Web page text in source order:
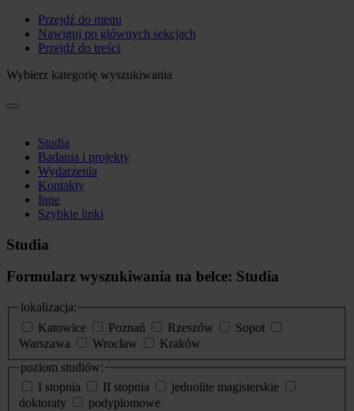
Przejdź do menu
Nawiguj po głównych sekcjach
Przejdź do treści
Wybierz kategorię wyszukiwania
Studia
Badania i projekty
Wydarzenia
Kontakty
Inne
Szybkie linki
Studia
Formularz wyszukiwania na belce: Studia
lokalizacja:
Katowice
Poznań Rzeszów
Sopot
Warszawa
Wrocław
Kraków
poziom studiów:
I stopnia
II stopnia
jednolite magisterskie
doktoraty
podyplomowe